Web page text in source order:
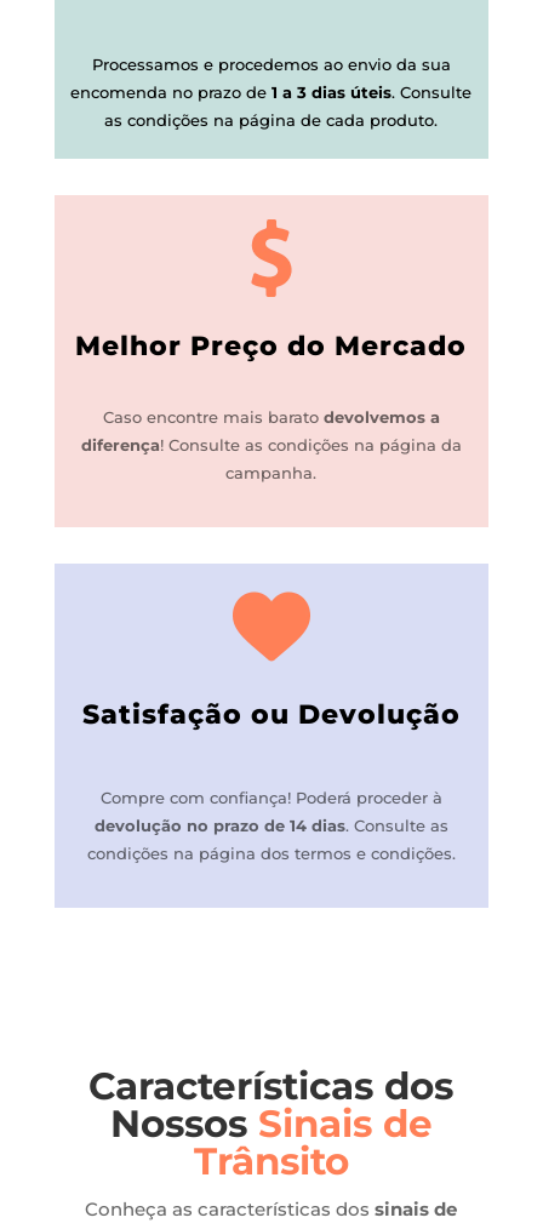
Processamos e procedemos ao envio da sua
encomenda no prazo de1 a 3 dias úteis.Consulte
as condições na página de cada produto.
Melhor Preço do Mercado
Caso encontre mais barato devolvemos a
diferença! Consulte as condições na página da
campanha.
Satisfação ou Devolução
Compre com confiança! Poderá proceder à
devolução no prazo de 14 dias. Consulte as
condições na página dos termos e condições.
Características dos
Nossos Sinais de
Trânsito
Conheça as características dossinais de